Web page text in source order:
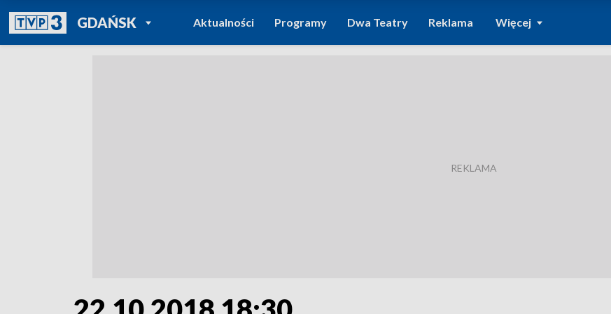
GDAŃSKPOWRÓT DO
TVP REGIONY
Aktualności Programy Dwa Teatry Reklama Więcej